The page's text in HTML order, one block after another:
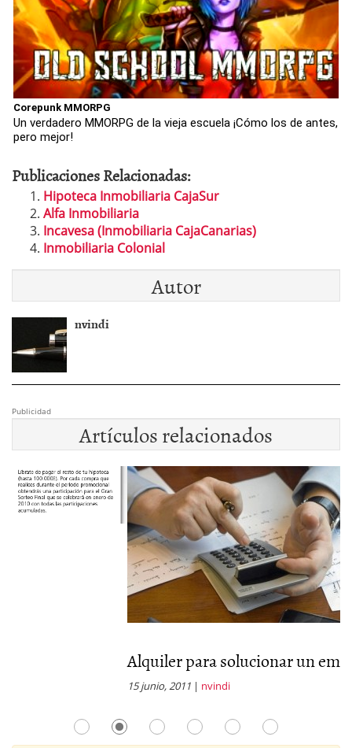
Corepunk MMORPG
Un verdadero MMORPG de la vieja escuela ¡Cómo los de antes,
pero mejor!
Publicaciones Relacionadas:
Hipoteca Inmobiliaria CajaSur
Alfa Inmobiliaria
Incavesa (Inmobiliaria CajaCanarias)
Inmobiliaria Colonial
Autor
nvindi
Publicidad
Artículos relacionados
Alquiler para solucionar un embargo...